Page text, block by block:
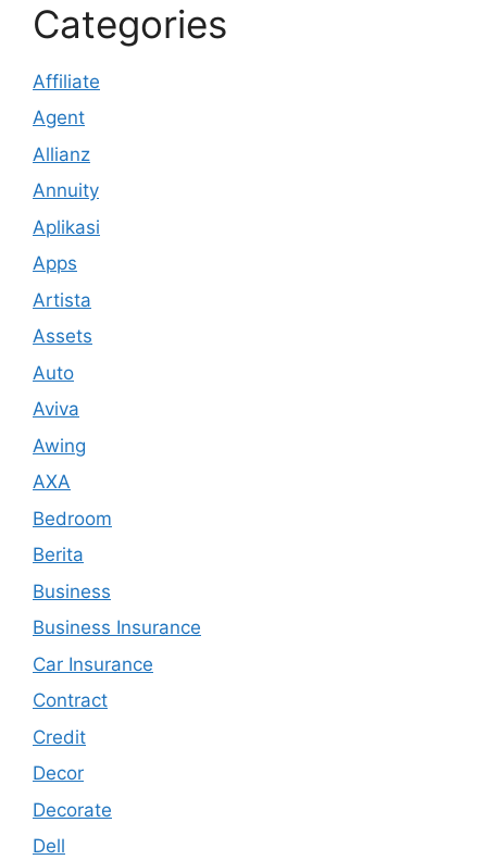
Categories
Affiliate
Agent
Allianz
Annuity
Aplikasi
Apps
Artista
Assets
Auto
Aviva
Awing
AXA
Bedroom
Berita
Business
Business Insurance
Car Insurance
Contract
Credit
Decor
Decorate
Dell